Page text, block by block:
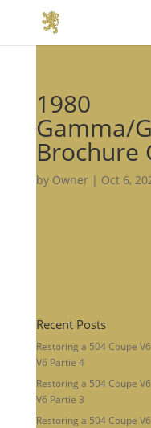
1980
Gamma/
Brochure
by Owner| Oct 6,
Recent Posts
Restoring a 504 Coupe
V6 Partie 4
Restoring a 504 Coupe
V6 Partie 3
Restoring a 504 Coupe